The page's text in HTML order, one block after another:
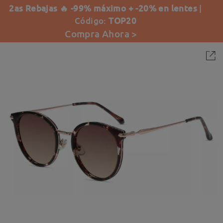
2as Rebajas 🔥 -99% máximo + -20% en lentes |
Código:TOP20
Compra Ahora >